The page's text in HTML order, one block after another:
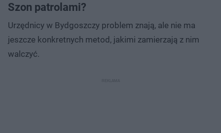
Szon patrolami?
Urzędnicy w Bydgoszczy problem znają, ale nie ma
jeszcze konkretnych metod, jakimi zamierzają z nim
walczyć.